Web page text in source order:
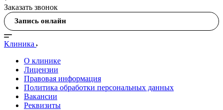
Заказать звонок
Запись онлайн
Клиника
О клинике
Лицензии
Правовая информация
Политика обработки персональных данных
Вакансии
Реквизиты